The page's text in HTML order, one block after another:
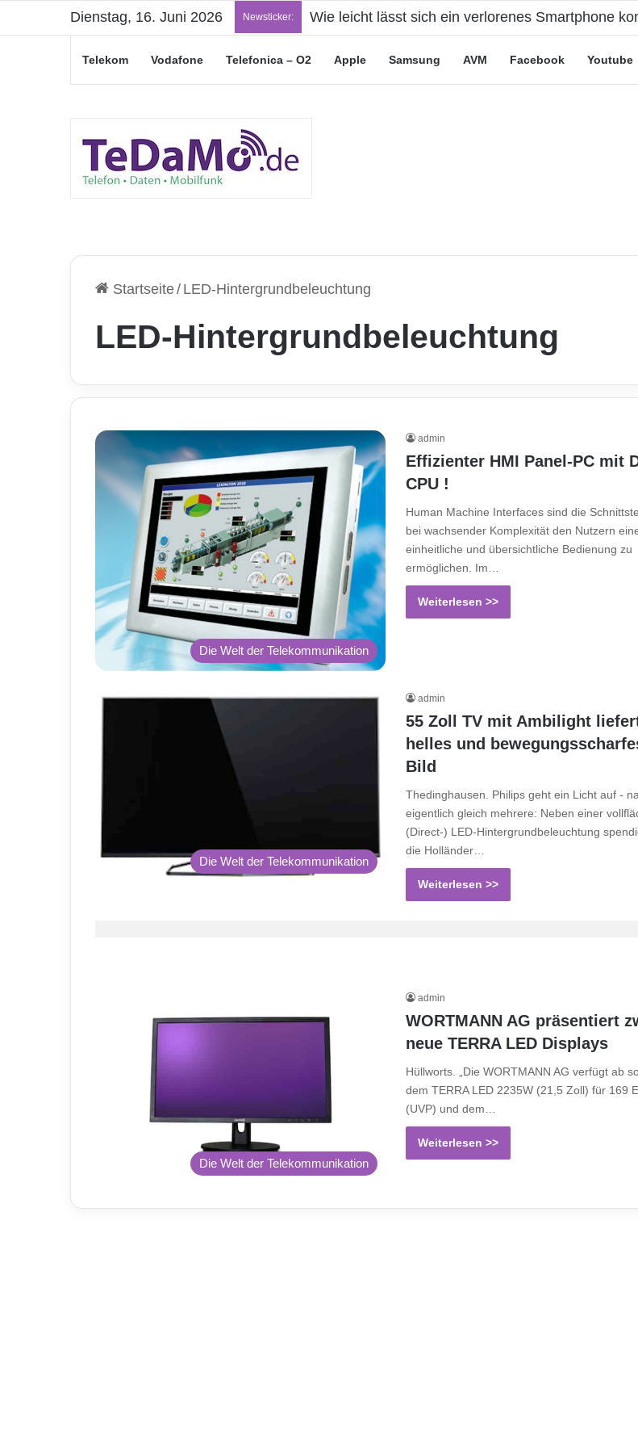
Dienstag, 16. Juni 2026 Newsticker: „Junge Leute“-Tarife: Marketing-Trick oder echte
Telekom Vodafone Telefonica – O2 Apple Samsung AVM Facebook Youtube
Startseite/ LED-Hintergrundbeleuchtung
LED-Hintergrundbeleuchtung
Die Welt der Telekommunikation
admin
Effizienter HMI Panel-PC mit
CPU !
Human Machine Interfaces sind die
bei wachsender Komplexität den Nutzern
einheitliche und übersichtliche Bedienung zu
ermöglichen. Im…
Weiterlesen >>
Die Welt der Telekommunikation
admin
55 Zoll TV mit Ambilight
helles und
Bild
Thedinghausen. Philips geht ein Licht auf -
eigentlich gleich mehrere: Neben einer
(Direct-) LED-Hintergrundbeleuchtung
die Holländer…
Weiterlesen >>
Die Welt der Telekommunikation
admin
WORTMANN AG präsentiert
neue TERRA LED Displays
Hüllworts. „Die WORTMANN AG verfügt ab
dem TERRA LED 2235W (21,5 Zoll) für 169
(UVP) und dem…
Weiterlesen >>